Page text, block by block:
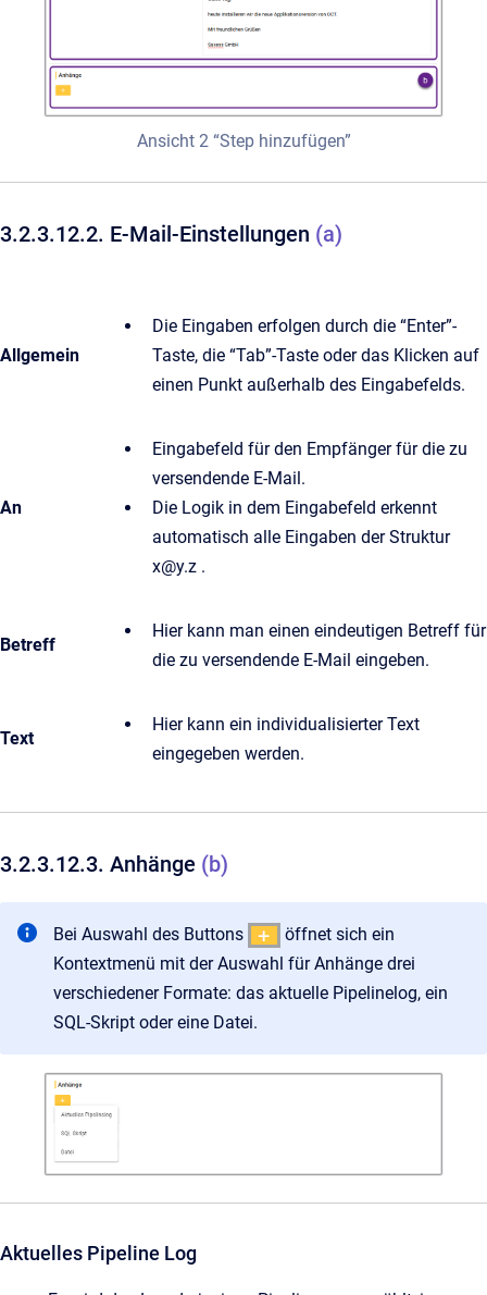
Ansicht 2 “Step hinzufügen”
3.2.3.12.2. E-Mail-Einstellungen (a)
Allgemein
Die Eingaben erfolgen durch die “Enter”-
Taste, die “Tab”-Taste oder das Klicken auf
einen Punkt außerhalb des Eingabefelds.
An
Eingabefeld für den Empfänger für die zu
versendende E-Mail.
Die Logik in dem Eingabefeld erkennt
automatisch alle Eingaben der Struktur
x@y.z .
Betreff
Hier kann man einen eindeutigen Betreff für
die zu versendende E-Mail eingeben.
Text
Hier kann ein individualisierter Text
eingegeben werden.
3.2.3.12.3. Anhänge (b)
Bei Auswahl des Buttons
öffnet sich ein
Kontextmenü mit der Auswahl für Anhänge drei
verschiedener Formate: das aktuelle Pipelinelog, ein
SQL-Skript oder eine Datei.
Aktuelles Pipeline Log